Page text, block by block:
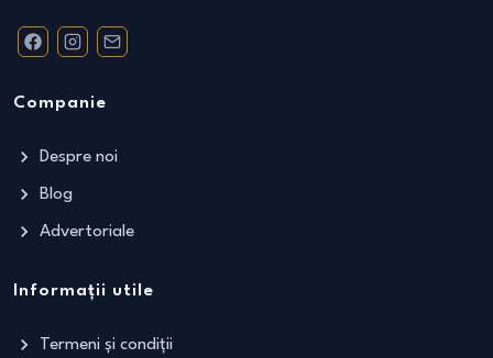
Companie
Despre noi
Blog
Advertoriale
Informații utile
Termeni și condiții